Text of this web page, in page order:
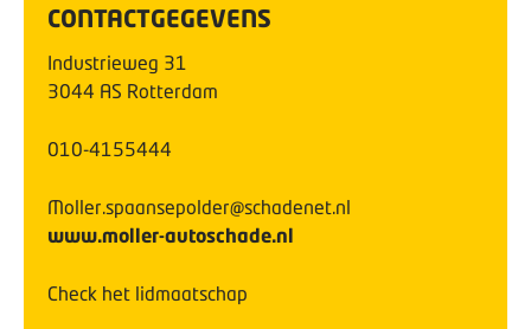
CONTACTGEGEVENS
Industrieweg 31
3044 AS Rotterdam
010-4155444
Moller.spaansepolder@schadenet.nl
www.moller-autoschade.nl
Check het lidmaatschap